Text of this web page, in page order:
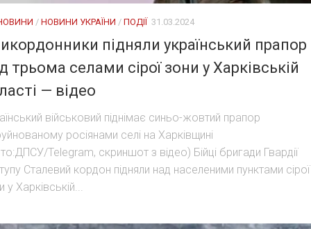
/ НОВИНИ УКРАЇНИ / ПОДІЇ 31.03.2024
підняли український прапор
трьома селами сірої зони у Харківській
— відео
військовий піднімає синьо-жовтий прапор
росіянами селі на Харківщині
Telegram, скриншот з відео) Бійці бригади Гвардії
Сталевий кордон підняли над населеними пунктами сірої
у Харківській...